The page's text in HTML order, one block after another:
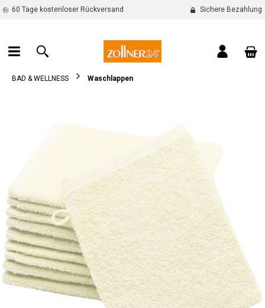
springen
60 Tage kostenloser Rückversand Sichere Bezahlung
BAD & WELLNESS Waschlappen